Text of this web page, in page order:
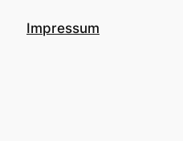
Impressum